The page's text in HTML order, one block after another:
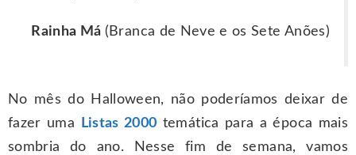
Rainha Má (Branca de Neve e os Sete Anões)
No mês do Halloween, não poderíamos deixar de
fazer uma
Listas 2000 temática para a época mais
sombria do ano. Nesse fim de semana, vamos